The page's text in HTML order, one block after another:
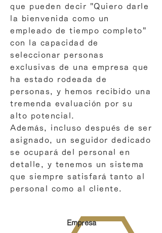
que pueden decir "Quiero darle
la bienvenida como un
empleado de tiempo completo"
con la capacidad de
seleccionar personas
exclusivas de una empresa que
ha estado rodeada de
personas, y hemos recibido una
tremenda evaluación por su
alto potencial.
Además, incluso después de ser
asignado, un seguidor dedicado
se ocupará del personal en
detalle, y tenemos un sistema
que siempre satisfará tanto al
personal como al cliente.
Empresa